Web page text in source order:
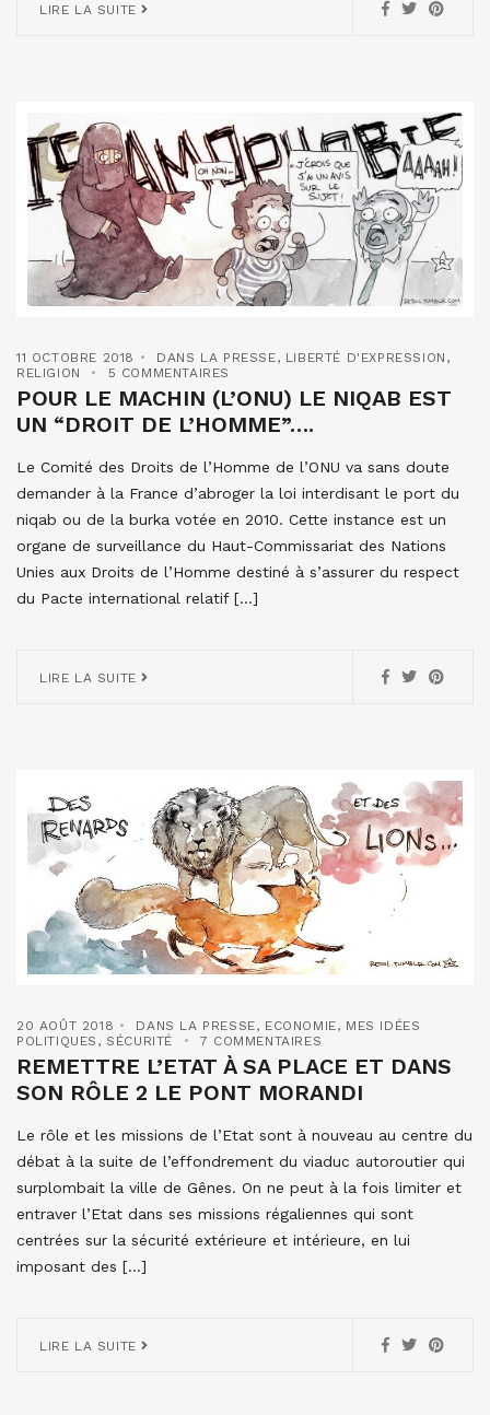
LIRE LA SUITE
11 OCTOBRE 2018 DANS LA PRESSE, LIBERTÉ D'EXPRESSION ,
RELIGION
5 COMMENTAIRES
POUR LE MACHIN (L’ONU) LE NIQAB EST
UN “DROIT DE L’HOMME”….
Le Comité des Droits de l’Homme de l’ONU va sans doute
demander à la France d’abroger la loi interdisant le port du
niqab ou de la burka votée en 2010. Cette instance est un
organe de surveillance du Haut-Commissariat des Nations
Unies aux Droits de l’Homme destiné à s’assurer du respect
du Pacte international relatif […]
LIRE LA SUITE
20 AOÛT 2018 DANS LA PRESSE, ECONOMIE, MES IDÉES
POLITIQUES , SÉCURITÉ 7 COMMENTAIRES
REMETTRE L’ETAT À SA PLACE ET DANS
SON RÔLE 2 LE PONT MORANDI
Le rôle et les missions de l’Etat sont à nouveau au centre du
débat à la suite de l’effondrement du viaduc autoroutier qui
surplombait la ville de Gênes. On ne peut à la fois limiter et
entraver l’Etat dans ses missions régaliennes qui sont
centrées sur la sécurité extérieure et intérieure, en lui
imposant des […]
LIRE LA SUITE